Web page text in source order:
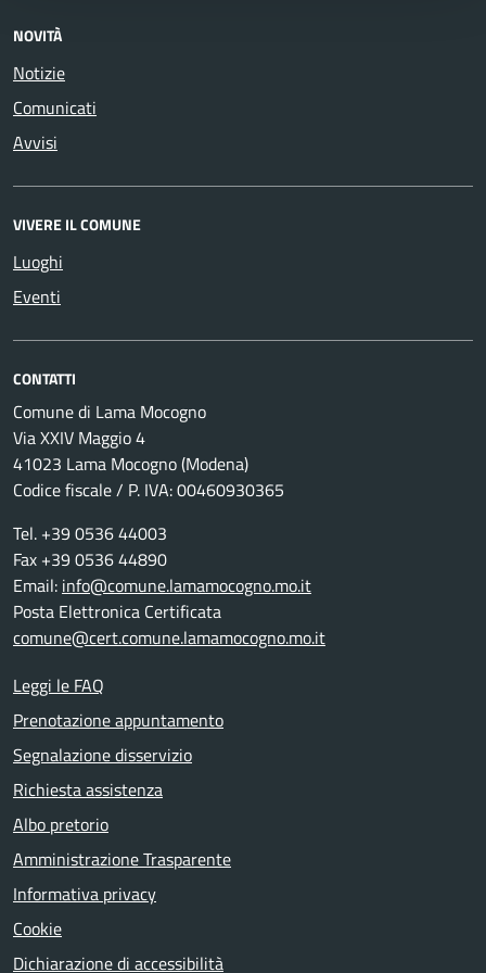
NOVITÀ
Notizie
Comunicati
Avvisi
VIVERE IL COMUNE
Luoghi
Eventi
CONTATTI
Comune di Lama Mocogno
Via XXIV Maggio 4
41023 Lama Mocogno (Modena)
Codice fiscale / P. IVA: 00460930365
Tel. +39 0536 44003
Fax +39 0536 44890
Email: info@comune.lamamocogno.mo.it
Posta Elettronica Certificata
comune@cert.comune.lamamocogno.mo.it
Leggi le FAQ
Prenotazione appuntamento
Segnalazione disservizio
Richiesta assistenza
Albo pretorio
Amministrazione Trasparente
Informativa privacy
Cookie
Dichiarazione di accessibilità